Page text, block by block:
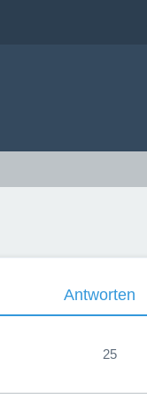
Antworten
25